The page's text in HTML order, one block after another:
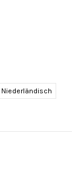
Niederländisch